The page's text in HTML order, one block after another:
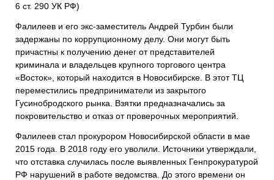
6 ст. 290 УК РФ)
Фалилеев и его экс-заместитель Андрей Турбин были
задержаны по коррупционному делу. Они могут быть
причастны к получению денег от представителей
криминала и владельцев крупного торгового центра
«Восток», который находится в Новосибирске. В этот ТЦ
переместились предприниматели из закрытого
Гусинобродского рынка. Взятки предназначались за
покровительство и отказ от проверочных мероприятий.
Фалилеев стал прокурором Новосибирской области в мае
2015 года. В 2018 году его уволили. Источники утверждали,
что отставка случилась после выявленных Генпрокуратурой
РФ нарушений в работе ведомства. До этого времени он